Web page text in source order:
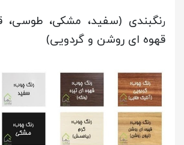
رنگبندی (سفید، مشکی، طوسی،
قهوه ای روشن و گردویی)